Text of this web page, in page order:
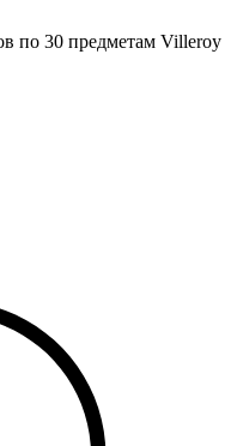
по 30 предметам Villeroy